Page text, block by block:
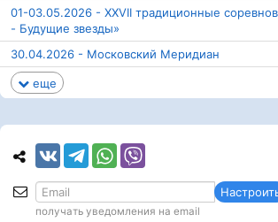
01-03.05.2026 - ХХVII традиционные
- Будущие звезды»
30.04.2026 - Московский Меридиан
еще
получать уведомления на email